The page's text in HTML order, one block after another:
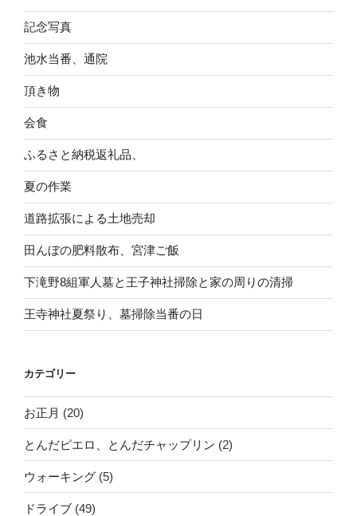
記念写真
池水当番、通院
頂き物
会食
ふるさと納税返礼品、
夏の作業
道路拡張による土地売却
田んぼの肥料散布、宮津ご飯
下滝野8組軍人墓と王子神社掃除と家の周りの清掃
王寺神社夏祭り、墓掃除当番の日
カテゴリー
お正月 (20)
とんだピエロ、とんだチャップリン (2)
ウォーキング (5)
ドライブ (49)